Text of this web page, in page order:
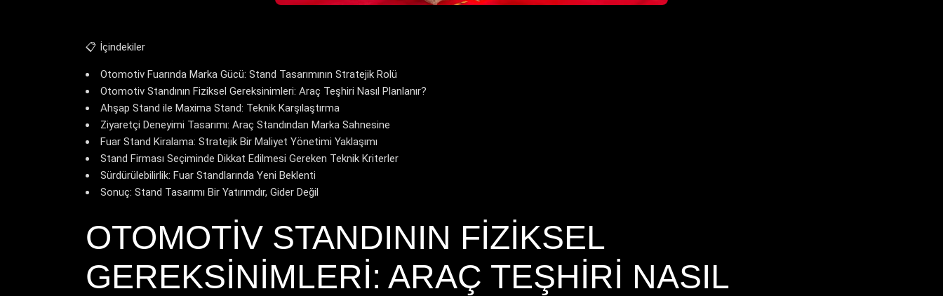
📋 İçindekiler
Otomotiv Fuarında Marka Gücü: Stand Tasarımının Stratejik Rolü
Otomotiv Standının Fiziksel Gereksinimleri: Araç Teşhiri Nasıl Planlanır?
Ahşap Stand ile Maxima Stand: Teknik Karşılaştırma
Ziyaretçi Deneyimi Tasarımı: Araç Standından Marka Sahnesine
Fuar Stand Kiralama: Stratejik Bir Maliyet Yönetimi Yaklaşımı
Stand Firması Seçiminde Dikkat Edilmesi Gereken Teknik Kriterler
Sürdürülebilirlik: Fuar Standlarında Yeni Beklenti
Sonuç: Stand Tasarımı Bir Yatırımdır, Gider Değil
OTOMOTIV STANDININ FIZIKSEL
GEREKSINIMLERI: ARAÇ TEŞHIRI NASIL